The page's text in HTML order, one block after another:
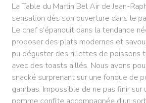
La Table du Martin Bel Air de Jean-
sensation dès son ouverture dans le
Le chef s'épanouit dans la tendance
proposer des plats modernes et
pu déguster des rillettes de poissons
avec des toasts aillés. Nous avons
snacké surprenant sur une fondue de
gambas. Impossible de ne pas finir